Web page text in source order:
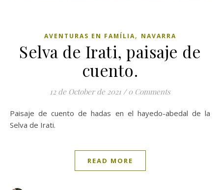
AVENTURAS EN FAMÍLIA, NAVARRA
Selva de Irati, paisaje de
cuento.
12 de October de 2021 / 0 Comments
Paisaje de cuento de hadas en el hayedo-abedal de la
Selva de Irati.
READ MORE